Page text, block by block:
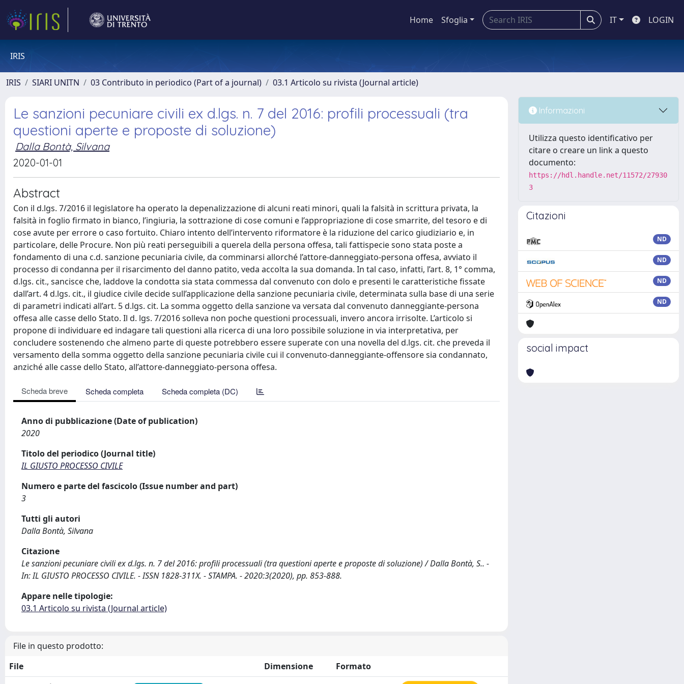
Home Sfoglia IT LOGIN
IRIS
IRIS SIARI UNITN 03 Contributo in periodico (Part of a journal) 03.1 Articolo su rivista (Journal article)
Le sanzioni pecuniare civili ex d.lgs. n. 7 del 2016: profili processuali (tra
questioni aperte e proposte di soluzione)
Dalla Bontà, Silvana
2020-01-01
Abstract
Con il d.lgs. 7/2016 il legislatore ha operato la depenalizzazione di alcuni reati minori, quali la falsità in scrittura privata, la
falsità in foglio firmato in bianco, l’ingiuria, la sottrazione di cose comuni e l’appropriazione di cose smarrite, del tesoro e di
cose avute per errore o caso fortuito. Chiaro intento dell’intervento riformatore è la riduzione del carico giudiziario e, in
particolare, delle Procure. Non più reati perseguibili a querela della persona offesa, tali fattispecie sono stata poste a
fondamento di una c.d. sanzione pecuniaria civile, da comminarsi allorché l’attore-danneggiato-persona offesa, avviato il
processo di condanna per il risarcimento del danno patito, veda accolta la sua domanda. In tal caso, infatti, l’art. 8, 1° comma,
d.lgs. cit., sancisce che, laddove la condotta sia stata commessa dal convenuto con dolo e presenti le caratteristiche fissate
dall’art. 4 d.lgs. cit., il giudice civile decide sull’applicazione della sanzione pecuniaria civile, determinata sulla base di una serie
di parametri indicati all’art. 5 d.lgs. cit. La somma oggetto della sanzione va versata dal convenuto danneggiante-persona
offesa alle casse dello Stato. Il d. lgs. 7/2016 solleva non poche questioni processuali, invero ancora irrisolte. L’articolo si
propone di individuare ed indagare tali questioni alla ricerca di una loro possibile soluzione in via interpretativa, per
concludere sostenendo che almeno parte di queste potrebbero essere superate con una novella del d.lgs. cit. che preveda il
versamento della somma oggetto della sanzione pecuniaria civile cui il convenuto-danneggiante-offensore sia condannato,
anziché alle casse dello Stato, all’attore-danneggiato-persona offesa.
Scheda breve Scheda completa Scheda completa (DC)
Anno di pubblicazione (Date of publication)
2020
Titolo del periodico (Journal title)
IL GIUSTO PROCESSO CIVILE
Numero e parte del fascicolo (Issue number and part)
3
Tutti gli autori
Dalla Bontà, Silvana
Citazione
Le sanzioni pecuniare civili ex d.lgs. n. 7 del 2016: profili processuali (tra questioni aperte e proposte di soluzione) / Dalla Bontà, S.. -
In: IL GIUSTO PROCESSO CIVILE. - ISSN 1828-311X. - STAMPA. - 2020:3(2020), pp. 853-888.
Appare nelle tipologie:
03.1 Articolo su rivista (Journal article)
File in questo prodotto:
File
Dimensione
Formato
Informazioni
Utilizza questo identificativo per
citare o creare un link a questo
documento:
https://hdl.handle.net/11572/27930
3
Citazioni
ND
ND
ND
ND
social impact